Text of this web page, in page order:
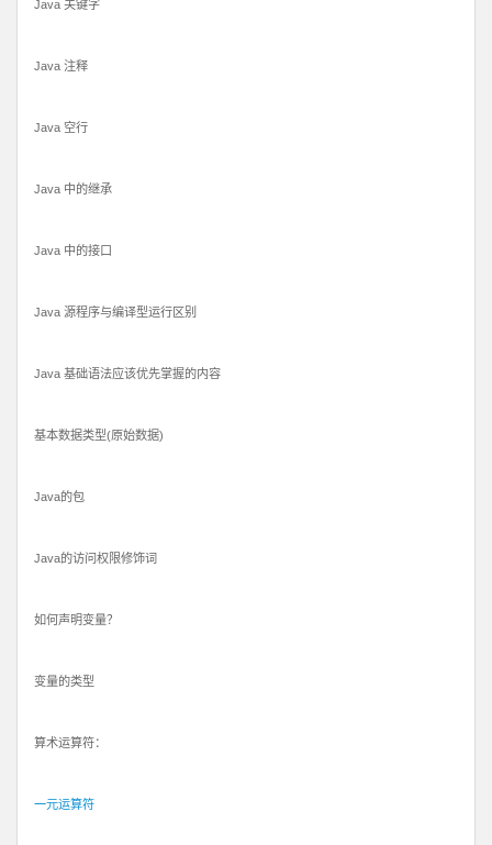
Java 关键字
Java 注释
Java 空行
Java 中的继承
Java 中的接口
Java 源程序与编译型运行区别
Java 基础语法应该优先掌握的内容
基本数据类型(原始数据)
Java的包
Java的访问权限修饰词
如何声明变量？
变量的类型
算术运算符：
一元运算符